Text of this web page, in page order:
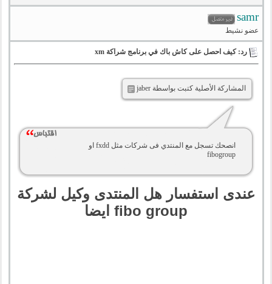
samr
عضو نشيط
رد: كيف احصل على كاش باك في برنامج شراكة xm
المشاركة الأصلية كتبت بواسطة jaber
انصحك تسجل مع المنتدي فى شركات مثل fxdd او
fibogroup
عندى استفسار هل المنتدى وكيل لشركة
fibo group ايضا